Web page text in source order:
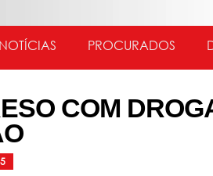
PROCURADOS
COM